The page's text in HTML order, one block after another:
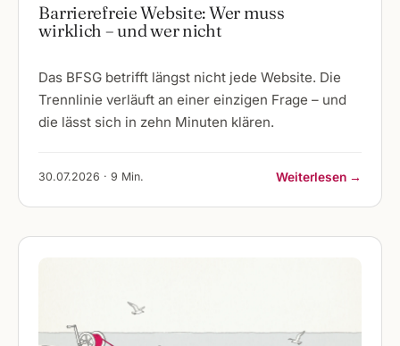
Barrierefreie Website: Wer muss
wirklich – und wer nicht
Das BFSG betrifft längst nicht jede Website. Die
Trennlinie verläuft an einer einzigen Frage – und
die lässt sich in zehn Minuten klären.
30.07.2026 · 9 Min. Weiterlesen →